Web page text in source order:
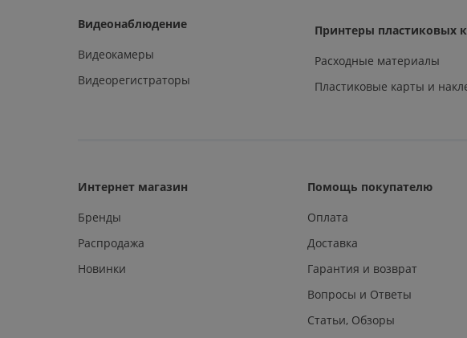
Видеонаблюдение
Видеокамеры
Видеорегистраторы
Принтеры пластиковых
Расходные материалы
Пластиковые карты и
Интернет магазин
Бренды
Распродажа
Новинки
Помощь покупателю
Оплата
Доставка
Гарантия и возврат
Вопросы и Ответы
Статьи, Обзоры